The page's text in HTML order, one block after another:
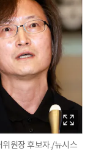
원장 후보자./뉴시스